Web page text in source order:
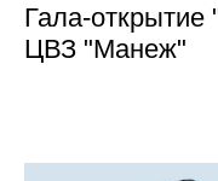
Гала-
ЦВЗ "Манеж"